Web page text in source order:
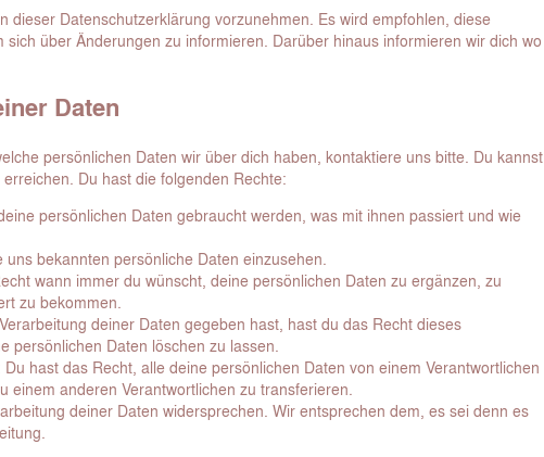
dieser Datenschutzerklärung vorzunehmen. Es wird empfohlen, diese
über Änderungen zu informieren. Darüber hinaus informieren wir dich wo
Daten
persönlichen Daten wir über dich haben, kontaktiere uns bitte. Du kannst
Du hast die folgenden Rechte:
persönlichen Daten gebraucht werden, was mit ihnen passiert und wie
bekannten persönliche Daten einzusehen.
wann immer du wünscht, deine persönlichen Daten zu ergänzen, zu
zu bekommen.
deiner Daten gegeben hast, hast du das Recht dieses
persönlichen Daten löschen zu lassen.
hast das Recht, alle deine persönlichen Daten von einem Verantwortlichen
einem anderen Verantwortlichen zu transferieren.
deiner Daten widersprechen. Wir entsprechen dem, es sei denn es